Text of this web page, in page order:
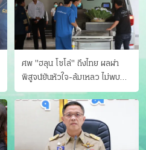
ศพ "ฮลุน โซโล่" ถึงไทย ผลผ่า
พิสูจน์ยันหัวใจ-ล้มเหลว ไม่พบ
บาดแผล